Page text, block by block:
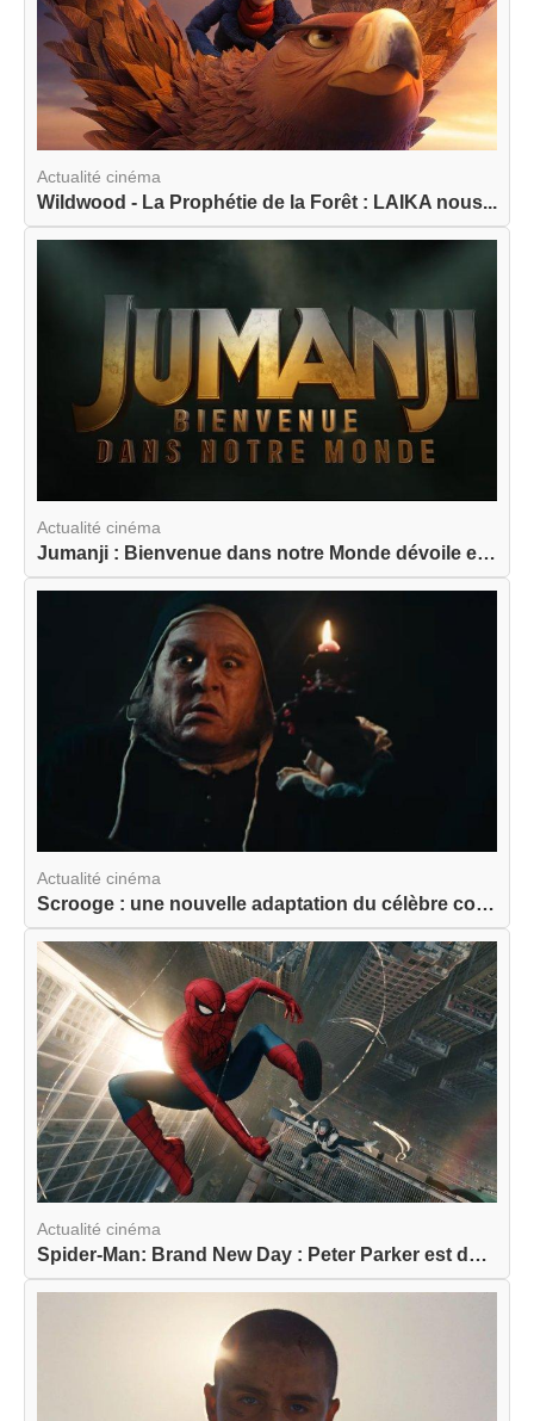
Actualité cinéma
Wildwood - La Prophétie de la Forêt : LAIKA nous...
Actualité cinéma
Jumanji : Bienvenue dans notre Monde dévoile enf...
Actualité cinéma
Scrooge : une nouvelle adaptation du célèbre con...
Actualité cinéma
Spider-Man: Brand New Day : Peter Parker est de ...